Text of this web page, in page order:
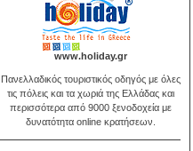
www.holiday.gr
Πανελλαδικός τουριστικός οδηγός με όλες
τις πόλεις και τα χωριά της Ελλάδας και
περισσότερα από 9000 ξενοδοχεία με
δυνατότητα online κρατήσεων.